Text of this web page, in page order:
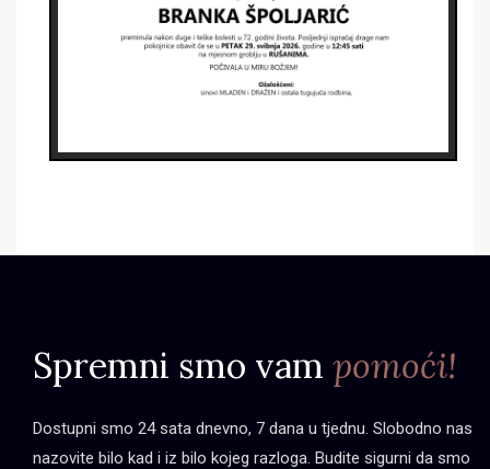
Spremni smo vam pomoći!
Dostupni smo 24 sata dnevno, 7 dana u tjednu. Slobodno nas
nazovite bilo kad i iz bilo kojeg razloga. Budite sigurni da smo